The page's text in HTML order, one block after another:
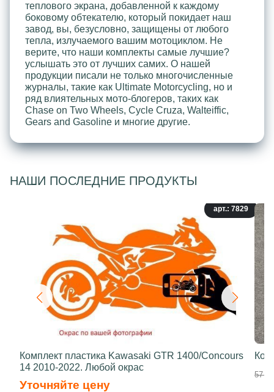
теплового экрана, добавленной к каждому
боковому обтекателю, который покидает наш
завод, вы, безусловно, защищены от любого
тепла, излучаемого вашим мотоциклом. Не
верите, что наши комплекты самые лучшие?
услышать это от лучших самих. О нашей
продукции писали не только многочисленные
журналы, такие как Ultimate Motorcycling, но и
ряд влиятельных мото-блогеров, таких как
Chase on Two Wheels, Cycle Cruza, Walteiffic,
Gears and Gasoline и многие другие.
НАШИ ПОСЛЕДНИЕ ПРОДУКТЫ
арт.: 7829
Комплект пластика Kawasaki GTR 1400/Concours
14 2010-2022. Любой окрас
Уточняйте цену
57